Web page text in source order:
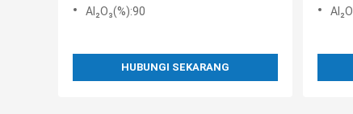
Al₂O₃(%):90
HUBUNGI SEKARANG